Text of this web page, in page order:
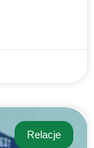
Relacje